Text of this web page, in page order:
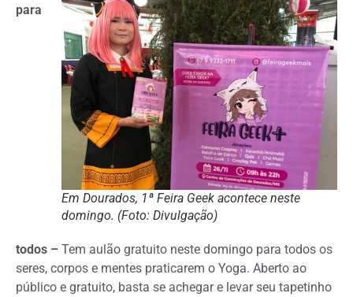
Em Dourados, 1ª Feira Geek acontece neste
domingo. (Foto: Divulgação)
para
todos – Tem aulão gratuito neste domingo para todos os
seres, corpos e mentes praticarem o Yoga. Aberto ao
público e gratuito, basta se achegar e levar seu tapetinho